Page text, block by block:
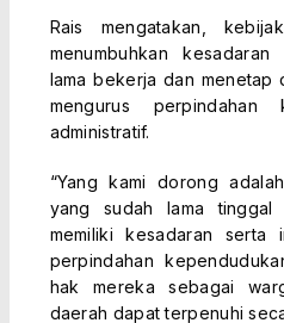
Rais mengatakan,
menumbuhkan
lama bekerja dan menetap
mengurus perpindahan
administratif.
“Yang kami dorong
yang sudah lama
memiliki kesadaran serta
perpindahan
hak mereka sebagai
daerah dapat terpenuhi